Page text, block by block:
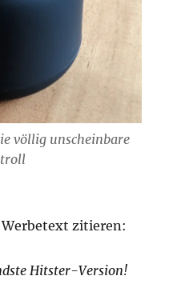
völlig unscheinbare
zitieren:
Hitster-Version!